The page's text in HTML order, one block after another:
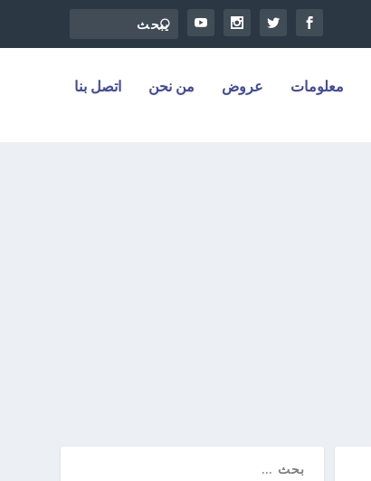
معلومات عروض من نحن اتصل بنا